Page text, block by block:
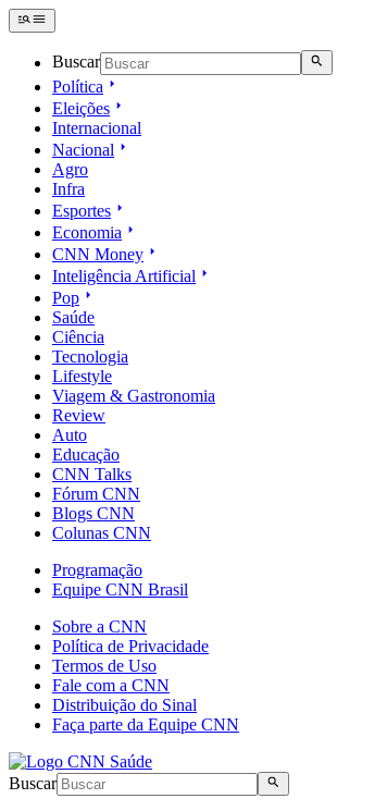
Buscar
Política
Eleições
Internacional
Nacional
Agro
Infra
Esportes
Economia
CNN Money
Inteligência Artificial
Pop
Saúde
Ciência
Tecnologia
Lifestyle
Viagem & Gastronomia
Review
Auto
Educação
CNN Talks
Fórum CNN
Blogs CNN
Colunas CNN
Programação
Equipe CNN Brasil
Sobre a CNN
Política de Privacidade
Termos de Uso
Fale com a CNN
Distribuição do Sinal
Faça parte da Equipe CNN
Buscar